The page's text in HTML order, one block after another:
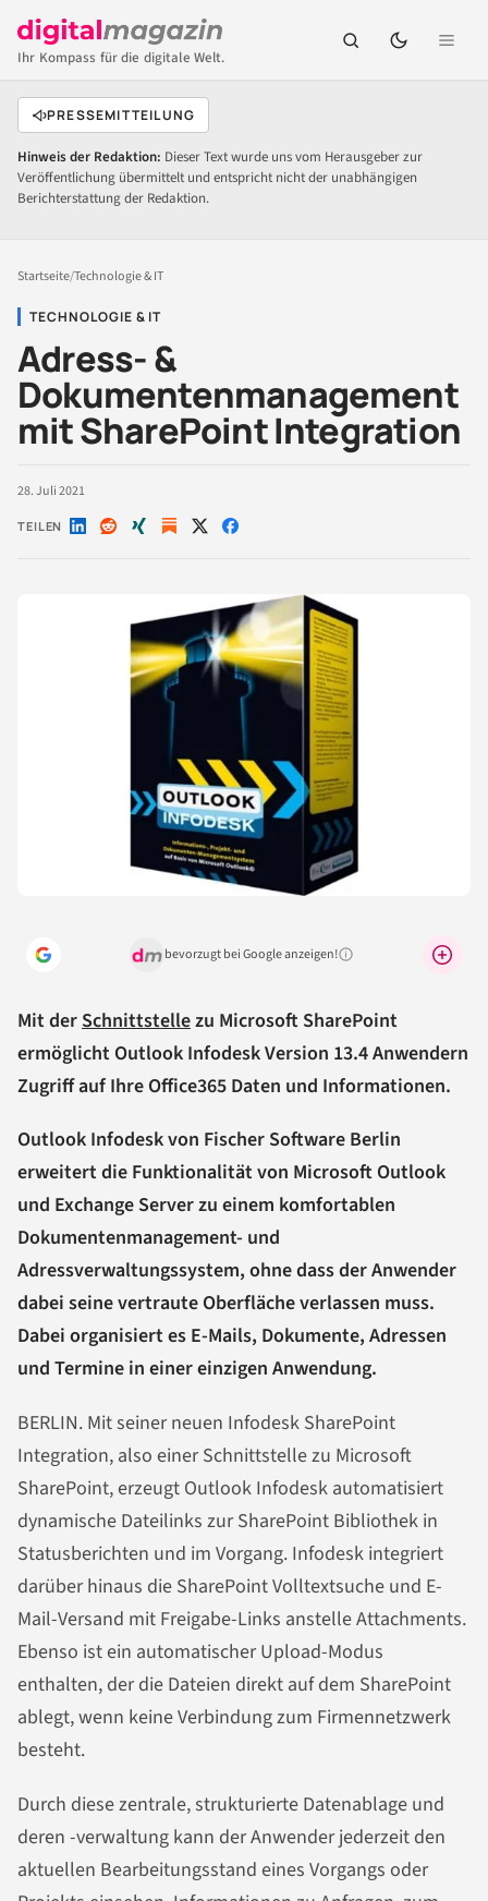
Ihr Kompass für die digitale Welt.
PRESSEMITTEILUNG
Hinweis der Redaktion: Dieser Text wurde uns vom Herausgeber zur
Veröffentlichung übermittelt und entspricht nicht der unabhängigen
Berichterstattung der Redaktion.
Startseite/Technologie & IT
TECHNOLOGIE & IT
Adress- &
Dokumentenmanagement
mit SharePoint Integration
28. Juli 2021
TEILEN Auf Auf Auf Auf Auf
bevorzugt bei Google anzeigen!Warum lohnt sich das?
Mit der Schnittstellezu Microsoft SharePoint
ermöglicht Outlook Infodesk Version 13.4 Anwendern
Zugriff auf Ihre Office365 Daten und Informationen.
Outlook Infodesk von Fischer Software Berlin
erweitert die Funktionalität von Microsoft Outlook
und Exchange Server zu einem komfortablen
Dokumentenmanagement- und
Adressverwaltungssystem, ohne dass der Anwender
dabei seine vertraute Oberfläche verlassen muss.
Dabei organisiert es E-Mails, Dokumente, Adressen
und Termine in einer einzigen Anwendung.
BERLIN. Mit seiner neuen Infodesk SharePoint
Integration, also einer Schnittstelle zu Microsoft
SharePoint, erzeugt Outlook Infodesk automatisiert
dynamische Dateilinks zur SharePoint Bibliothek in
Statusberichten und im Vorgang. Infodesk integriert
darüber hinaus die SharePoint Volltextsuche und E-
Mail-Versand mit Freigabe-Links anstelle Attachments.
Ebenso ist ein automatischer Upload-Modus
enthalten, der die Dateien direkt auf dem SharePoint
ablegt, wenn keine Verbindung zum Firmennetzwerk
besteht.
Durch diese zentrale, strukturierte Datenablage und
deren -verwaltung kann der Anwender jederzeit den
aktuellen Bearbeitungsstand eines Vorgangs oder